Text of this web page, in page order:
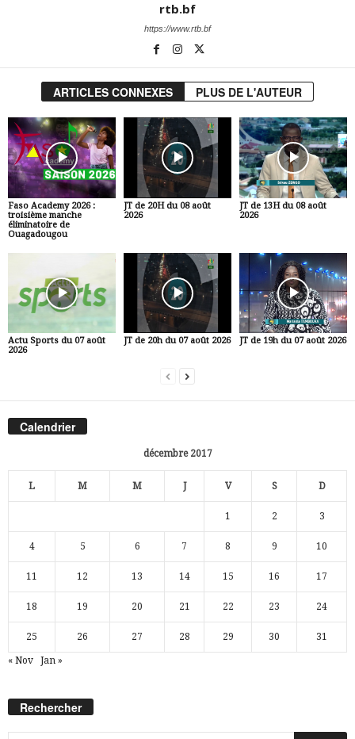
rtb.bf
https://www.rtb.bf
ARTICLES CONNEXES PLUS DE L'AUTEUR
Faso Academy 2026 :
troisième manche
éliminatoire de
Ouagadougou
JT de 20H du 08 août
2026
JT de 13H du 08 août
2026
Actu Sports du 07 août
2026
JT de 20h du 07 août 2026 JT de 19h du 07 août 2026
Calendrier
décembre 2017
L M M J V S D
1 2 3
4 5 6 7 8 9 10
11 12 13 14 15 16 17
18 19 20 21 22 23 24
25 26 27 28 29 30 31
« Nov Jan »
Rechercher